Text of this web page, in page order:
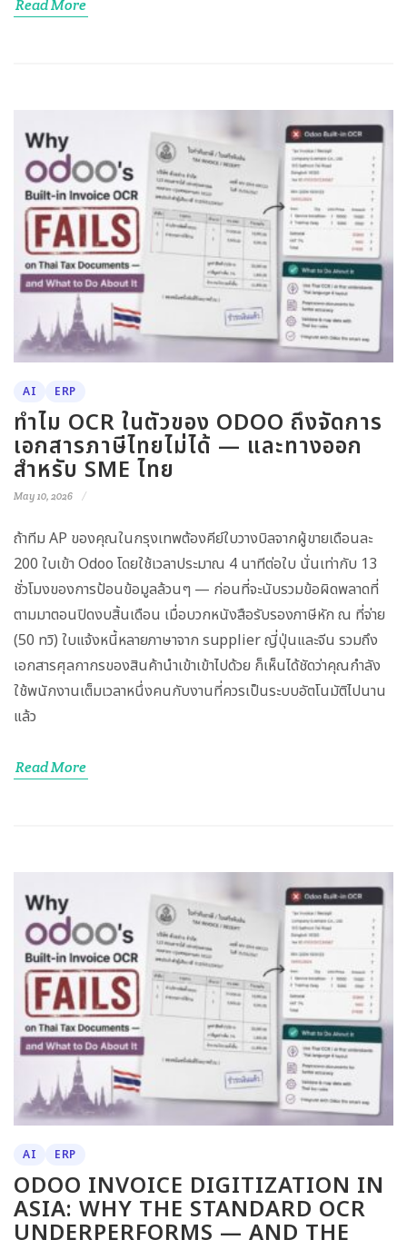
Read More
AI ERP
ทำไม OCR ในตัวของ ODOO ถึงจัดการ
เอกสารภาษีไทยไม่ได้ — และทางออก
สำหรับ SME ไทย
May 10, 2026
ถ้าทีม AP ของคุณในกรุงเทพต้องคีย์ใบวางบิลจากผู้ขายเดือนละ
200 ใบเข้า Odoo โดยใช้เวลาประมาณ 4 นาทีต่อใบ นั่นเท่ากับ 13
ชั่วโมงของการป้อนข้อมูลล้วนๆ — ก่อนที่จะนับรวมข้อผิดพลาดที่
ตามมาตอนปิดงบสิ้นเดือน เมื่อบวกหนังสือรับรองภาษีหัก ณ ที่จ่าย
(50 ทวิ) ใบแจ้งหนี้หลายภาษาจาก supplier ญี่ปุ่นและจีน รวมถึง
เอกสารศุลกากรของสินค้านำเข้าเข้าไปด้วย ก็เห็นได้ชัดว่าคุณกำลัง
ใช้พนักงานเต็มเวลาหนึ่งคนกับงานที่ควรเป็นระบบอัตโนมัติไปนาน
แล้ว
Read More
AI ERP
ODOO INVOICE DIGITIZATION IN
ASIA: WHY THE STANDARD OCR
UNDERPERFORMS — AND THE